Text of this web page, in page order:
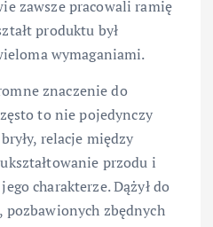
zawsze pracowali ramię
produktu był
wymaganiami.
znaczenie do
to nie pojedynczy
relacje między
przodu i
charakterze. Dążył do
zbędnych